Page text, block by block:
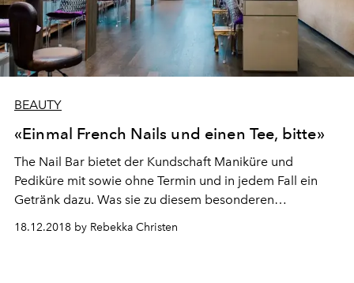
BEAUTY
«Einmal French Nails und einen Tee, bitte»
The Nail Bar bietet der Kundschaft Maniküre und
Pediküre mit sowie ohne Termin und in jedem Fall ein
Getränk dazu. Was sie zu diesem besonderen
Nagelstudio-Konzept mit Bar-Ambiente inspiriert hat
und was seit der Eröffnung der ersten The Nail Bar vor
18.12.2018 by Rebekka Christen